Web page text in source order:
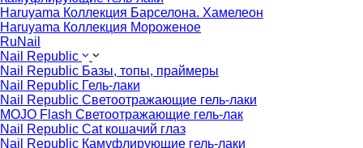
Haruyama Коллекция Барселона. Хамелеон
Haruyama Коллекция Мороженое
RuNail
Nail Republic
Nail Republic Базы, топы, праймеры
Nail Republic Гель-лаки
Nail Republic Светоотражающие гель-лаки
MOJO Flash Светоотражающие гель-лак
Nail Republic Cat кошачий глаз
Nail Republic Камуфлирующие гель-лаки